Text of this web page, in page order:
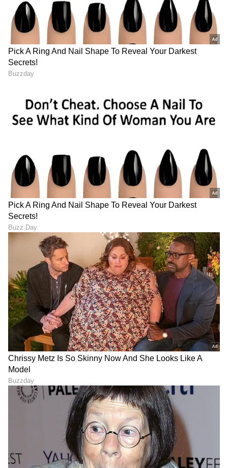
ಜಾಗತಿಕ ರಕ್ಷಣಾ ಮಾರುಕಟ್ಟೆಗೆ ವಿಮಾನಗಳನ್ನು ರಫ್ತು
ಮಾಡುವ ಮಟ್ಟಕ್ಕೆ ಬೆಳೆಯಲು ಇದು ಭದ್ರ ಬುನಾದಿ ಹಾಕಿದೆ.
LATEST VIDEOS
ಕರ್ನಾಟಕ, ಭಾರತ ( India News) ಮತ್ತು ಜಗತ್ತಿನ
ಕ್ಷಣಕ್ಷಣದ ಕನ್ನಡ ಸುದ್ದಿ (
Kannada News
ಅಪ್ಡೇಟ್‌ಗಳಿಗಾಗಿ ಏಷ್ಯಾನೆಟ್ ಸುವರ್ಣ ನ್ಯೂಸ್‌ ಫಾಲೋ
ಮಾಡಿ. ಬ್ರೇಕಿಂಗ್ ಸುದ್ದಿ (
ವಿಶೇಷ ವರದಿಗಳು ಮತ್ತು ನೇರ ಪ್ರಸಾರಗಳೊಂದಿಗೆ
kannada news live
) ಸಂಪೂರ್ಣ ಮಾಹಿತಿ ಒಂದೇ
ಕ್ಲಿಕ್‌ನಲ್ಲಿ ಲಭ್ಯ. ಏಷ್ಯಾನೆಟ್ ಸುವರ್ಣ ನ್ಯೂಸ್ ಅಧಿಕೃತ
ಆ್ಯಪ್ ಡೌನ್‌ಲೋಡ್ ಮಾಡಿ ಹಾಗು ಎಲ್ಲಾ ಅಪ್‌ಡೇಟ್
ಗಳನ್ನು ಪಡೆಯಿರಿ
ABOUT THE AUTHOR
GK Gowthami K
ಒನ್ ಇಂಡಿಯಾ, ಡೈಲಿಹಂಟ್‌, ವಿಜಯ ಕರ್ನಾಟಕ ವೆಬ್‌, ಈಗ
ಏಷ್ಯಾನೆಟ್ ಕನ್ನಡ ಸೇರಿ 10 ವರ್ಷಗಳಿಂದಲೂ ಡಿಜಿಟಲ್
ಮಾಧ್ಯಮದಲ್ಲಿದ್ದೇನೆ. ಉಜಿರೆಯ ಎಸ್‌ಡಿಎಂನಲ್ಲಿ ಪತ್ರಿಕೋದ್ಯಮದಲ್ಲಿ
ಸ್ನಾತಕೋತ್ತರ ಪದವಿಯಾಗಿದೆ. ಸುಳ್ಯ ತಾಲೂಕಿನ ಕುಕ್ಕುಜಡ್ಕದವಳು.
ಉದ್ಯೋಗ, ರಾಜಕೀಯ, ದೇಶ-ವಿದೇಶ, ವಿಜ್ಞಾನ ಮತ್ತು ವಾಣಿಜ್ಯ,
ಸಿನೆಮಾವೆಂದರೆ ಹೆಚ್ಚು ಆಸಕ್ತಿ. ಹಿನ್ನೆಲೆ ಧ್ವನಿ ನೀಡುವುದು ಹವ್ಯಾಸ.
ರಕ್ಷಣಾ ಷೇರುಗಳು